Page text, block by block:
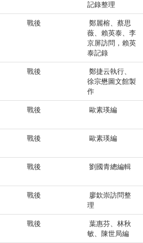
記錄整理
戰後
鄭麗榕、蔡思
薇、賴英泰、李
京屏訪問，賴英
泰記錄
戰後
鄭捷云執行、
徐宗懋圖文館製
作
戰後 歐素瑛編
戰後 歐素瑛編
戰後 劉國青總編輯
戰後
廖欽崇訪問整
理
戰後
葉惠芬、林秋
敏、陳世局編